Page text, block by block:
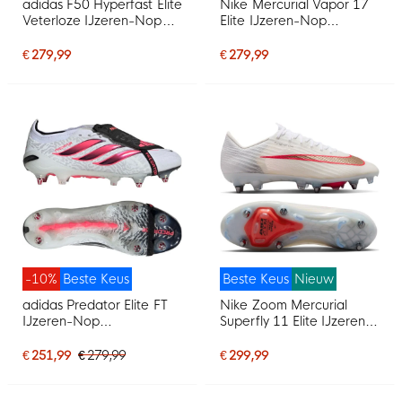
adidas F50 Hyperfast Elite
Veterloze IJzeren-Nop
Wit Paars Roze
€ 279,99
Nike Mercurial Vapor 17
Elite IJzeren-Nop
Felrood Zwart Goud
€ 279,99
Beste Keus
-10%
adidas Predator Elite FT
IJzeren-Nop
Wit Zwart Roze
€ 251,99 € 279,99
Beste Keus Nieuw
Nike Zoom Mercurial
Superfly 11 Elite IJzeren-
(SG) Wit Felrood Goud
€ 299,99